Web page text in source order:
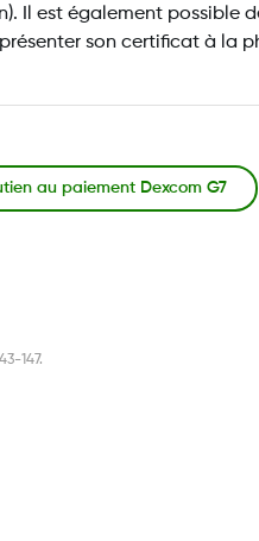
Il est également possible
son certificat à la
au paiement Dexcom G7
147.